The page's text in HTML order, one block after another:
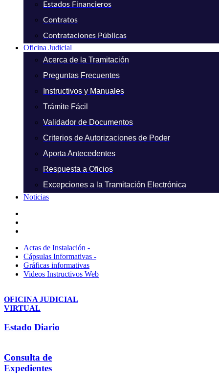
Estados Financieros
Contratos
Contrataciones Públicas
Oficina Judicial
Acerca de la Tramitación
Preguntas Frecuentes
Instructivos y Manuales
Trámite Fácil
Validador de Documentos
Criterios de Autorizaciones de Poder
Aporta Antecedentes
Respuesta a Oficios
Excepciones a la Tramitación Electrónica
Noticias
Actas de Instalación -
Cápsulas Informativas -
Gráficas informativas
Videos Instructivos Web
OFICINA JUDICIAL
VIRTUAL
Estado Diario
Consulta de
Expedientes